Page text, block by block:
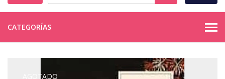
CATEGORÍAS
AGOTADO